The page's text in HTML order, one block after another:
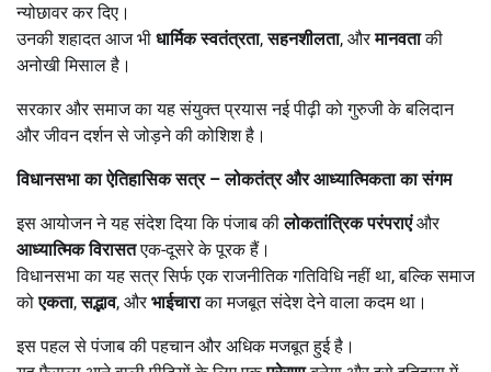
न्योछावर कर दिए।
उनकी शहादत आज भी धार्मिक स्वतंत्रता,सहनशीलता, औरमानवताकी
अनोखी मिसाल है।
सरकार और समाज का यह संयुक्त प्रयास नई पीढ़ी को गुरुजी के बलिदान
और जीवन दर्शन से जोड़ने की कोशिश है।
विधानसभा का ऐतिहासिक सत्र –लोकतंत्र और आध्यात्मिकता का संगम
इस आयोजन ने यह संदेश दिया कि पंजाब कीलोकतांत्रिक परंपराएंऔर
आध्यात्मिक विरासतएक-दूसरे के पूरक हैं।
विधानसभा का यह सत्र सिर्फ एक राजनीतिक गतिविधि नहीं था, बल्कि समाज
कोएकता,सद्भाव, औरभाईचाराका मजबूत संदेश देने वाला कदम था।
इस पहल से पंजाब की पहचान और अधिक मजबूत हुई है।